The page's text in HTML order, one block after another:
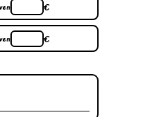
€
€